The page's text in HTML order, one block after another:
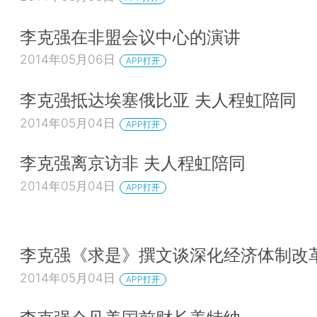
李克强在非盟会议中心的演讲
2014年05月06日 APP打开
李克强抵达埃塞俄比亚 夫人程虹陪同
2014年05月04日 APP打开
李克强离京访非 夫人程虹陪同
2014年05月04日 APP打开
李克强《求是》撰文谈深化经济体制改
2014年05月04日 APP打开